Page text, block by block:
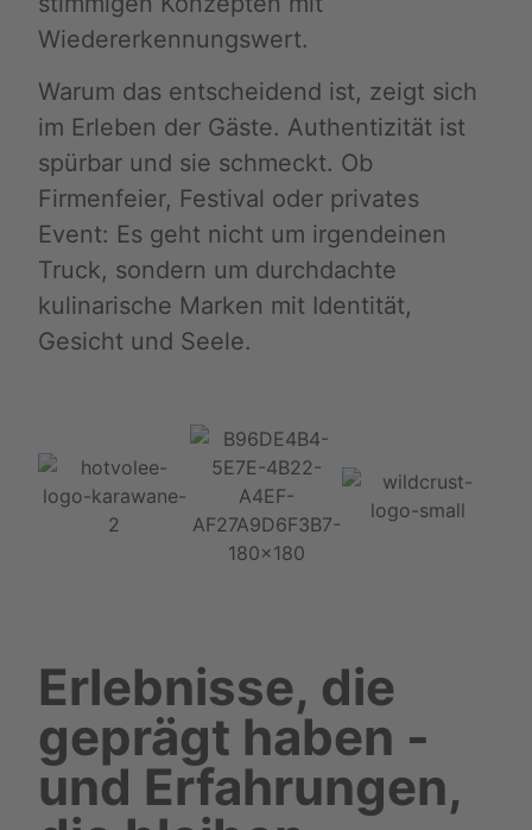
Wiedererkennungswert.
Warum das entscheidend ist, zeigt sich
im Erleben der Gäste. Authentizität ist
spürbar und sie schmeckt. Ob
Firmenfeier, Festival oder privates
Event: Es geht nicht um irgendeinen
Truck, sondern um durchdachte
kulinarische Marken mit Identität,
Gesicht und Seele.
Erlebnisse, die
geprägt haben -
und Erfahrungen,